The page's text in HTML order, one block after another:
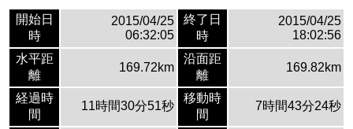
開始日
時
2015/04/25
06:32:05
終了日
時
2015/04/25
18:02:56
水平距
離
169.72km
沿面距
離
169.82km
経過時
間
11時間30分51秒
移動時
間
7時間43分24秒